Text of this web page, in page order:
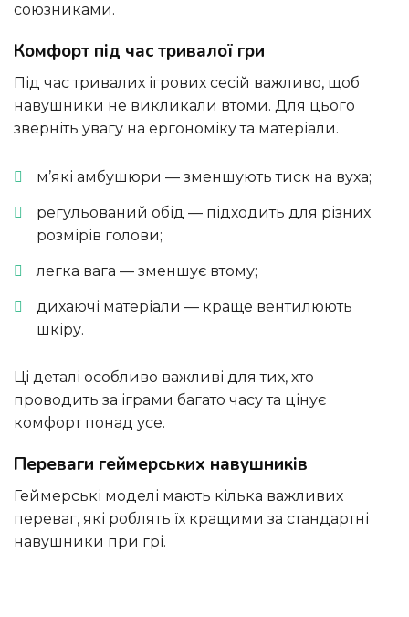
союзниками.
Комфорт під час тривалої гри
Під час тривалих ігрових сесій важливо, щоб
навушники не викликали втоми. Для цього
зверніть увагу на ергономіку та матеріали.
м’які амбушюри — зменшують тиск на вуха;
регульований обід — підходить для різних
розмірів голови;
легка вага — зменшує втому;
дихаючі матеріали — краще вентилюють
шкіру.
Ці деталі особливо важливі для тих, хто
проводить за іграми багато часу та цінує
комфорт понад усе.
Переваги геймерських навушників
Геймерські моделі мають кілька важливих
переваг, які роблять їх кращими за стандартні
навушники при грі.